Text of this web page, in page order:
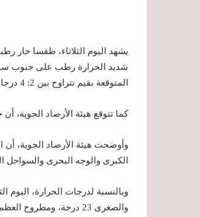
يشهد اليوم الثلاثاء، طقسا حار
شديد الحرارة رطب على جنوب
المتوقعة بقيم تتراوح بين 2: 4 درجات.
كما تتوقع هيئة الأرصاد الجوية،
وأوضحت هيئة الأرصاد الجوية، أن
الكبرى والوجه البحرى